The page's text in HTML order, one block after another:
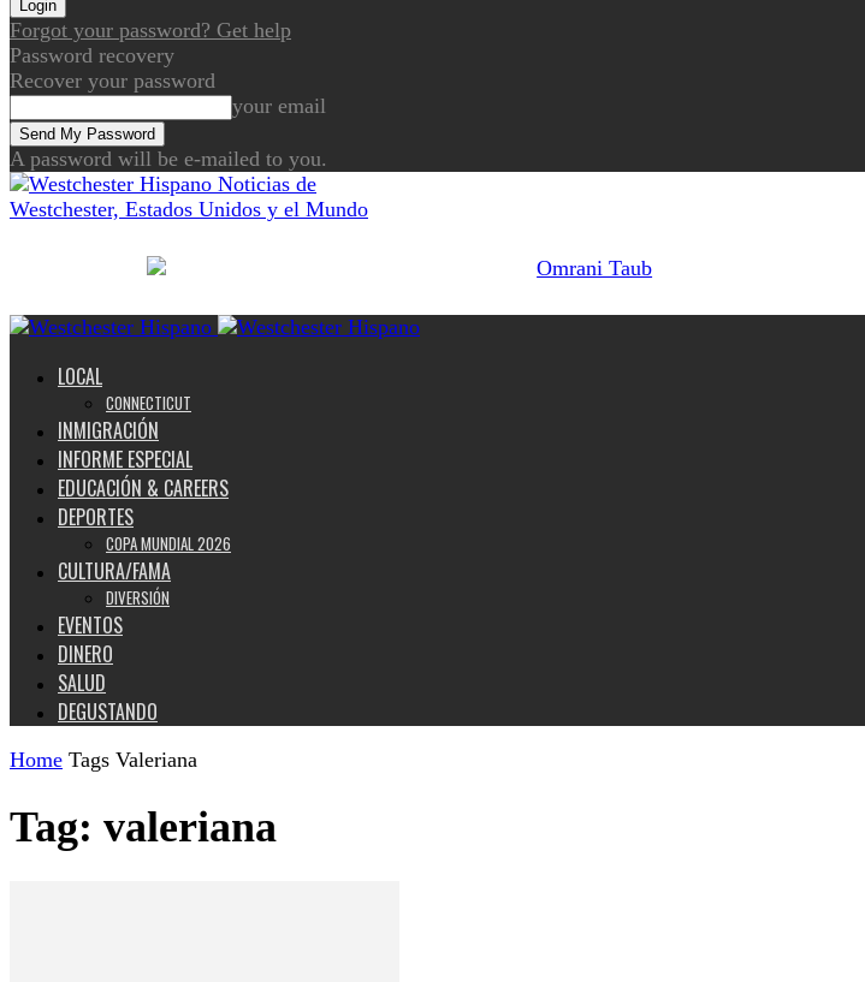
Forgot your password? Get help
Password recovery
Recover your password
your email
A password will be e-mailed to you.
Noticias de
Westchester, Estados Unidos y el Mundo
LOCAL
CONNECTICUT
INMIGRACIÓN
INFORME ESPECIAL
EDUCACIÓN & CAREERS
DEPORTES
COPA MUNDIAL 2026
CULTURA/FAMA
DIVERSIÓN
EVENTOS
DINERO
SALUD
DEGUSTANDO
Home Tags Valeriana
Tag: valeriana